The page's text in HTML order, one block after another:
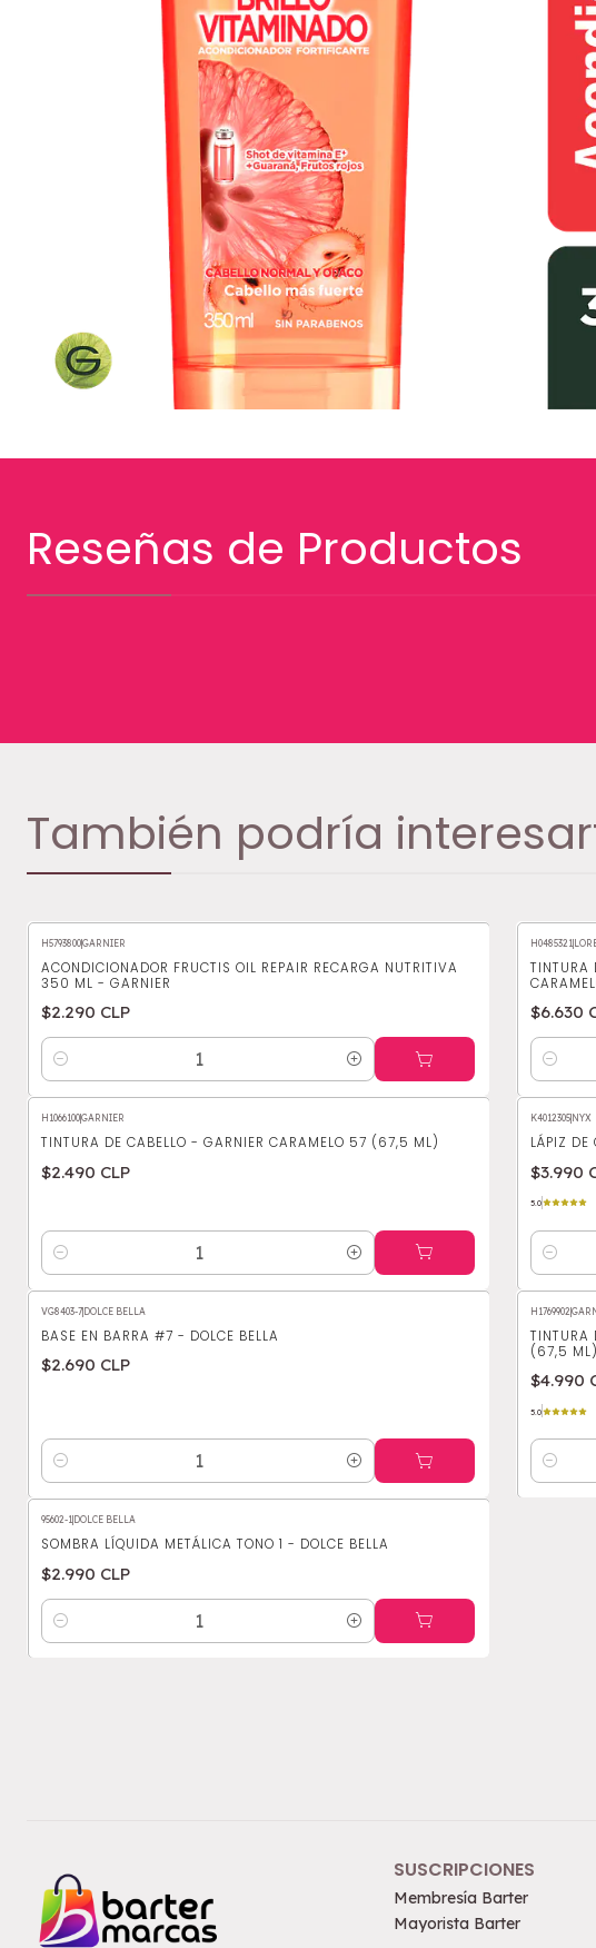
Reseñas de Productos
También podría
H5793800GARNIER
ACONDICIONADOR FRUCTIS OIL REPAIR RECARGA NUTRITIVA
350 ML - GARNIER
$2.290 CLP
Cantidad
H0485321
TINTURA
$6.630
Cantidad
H1066100GARNIER
TINTURA DE CABELLO - GARNIER CARAMELO 57 (67,5 ML)
$2.490 CLP
Cantidad
K4012305| NYX
LÁPIZ DE
$3.990
5.0
Cantidad
VG8403-7 DOLCE BELLA
BASE EN BARRA #7 - DOLCE BELLA
$2.690 CLP
Cantidad
H1769902
TINTURA
(67,5 ML)
$4.990
5.0
Cantidad
95602-1 DOLCE BELLA
SOMBRA LÍQUIDA METÁLICA TONO 1 - DOLCE BELLA
$2.990 CLP
Cantidad
SUSCRIPCIONES
Membresía Barter
Mayorista Barter